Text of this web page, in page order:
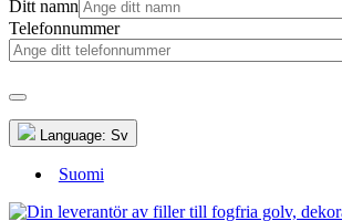
Ditt namn
Telefonnummer
Language: Sv
Suomi